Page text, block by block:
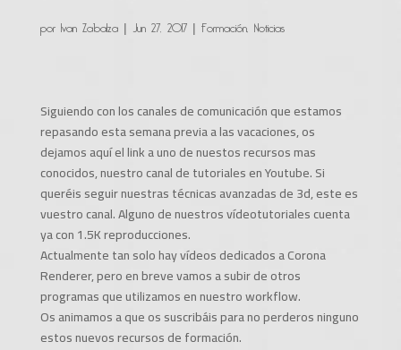
por Ivan Zabalza| Jun 27, 2017| Formación, Noticias
Siguiendo con los canales de comunicación que estamos
repasando esta semana previa a las vacaciones, os
dejamos aquí el link a uno de nuestos recursos mas
conocidos, nuestro canal de tutoriales en Youtube. Si
queréis seguir nuestras técnicas avanzadas de 3d, este es
vuestro canal. Alguno de nuestros vídeotutoriales cuenta
ya con 1.5K reproducciones.
Actualmente tan solo hay vídeos dedicados a Corona
Renderer, pero en breve vamos a subir de otros
programas que utilizamos en nuestro workflow.
Os animamos a que os suscribáis para no perderos ninguno
estos nuevos recursos de formación.